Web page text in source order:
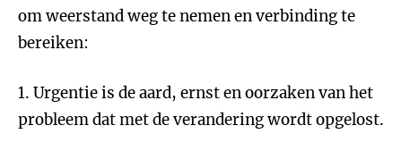
om weerstand weg te nemen en verbinding te
bereiken:
1. Urgentie is de aard, ernst en oorzaken van het
probleem dat met de verandering wordt opgelost.